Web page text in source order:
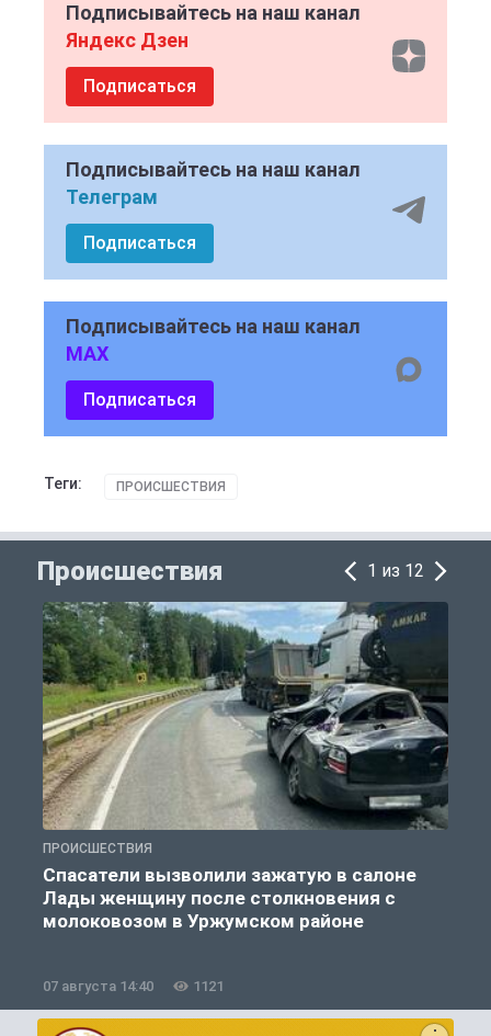
Подписывайтесь на наш канал
Яндекс Дзен
Подписаться
Подписывайтесь на наш канал
Телеграм
Подписаться
Подписывайтесь на наш канал
MAX
Подписаться
Теги: ПРОИСШЕСТВИЯ
Происшествия 1 из 12
ПРОИСШЕСТВИЯ
Спасатели вызволили зажатую в салоне
Лады женщину после столкновения с
молоковозом в Уржумском районе
07 августа 14:40 1121